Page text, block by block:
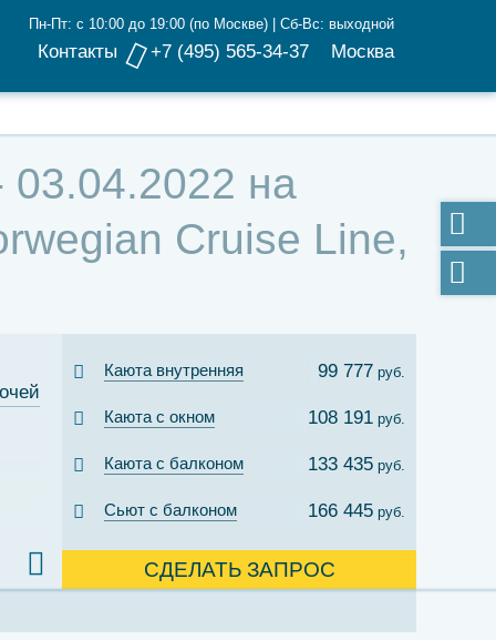
Контакты
Пн-Пт: с 10:00 до 19:00 (по Москве) | Сб-Вс: выходной
+7 (495) 565-34-37 Москва
03.04.2022 на
Cruise Line,
Каюта внутренняя 99 777 руб.
Каюта с окном 108 191 руб.
Каюта с балконом 133 435 руб.
Сьют с балконом 166 445 руб.
СДЕЛАТЬ ЗАПРОС